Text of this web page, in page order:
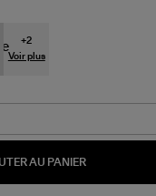
+2
Voir plus
AU PANIER